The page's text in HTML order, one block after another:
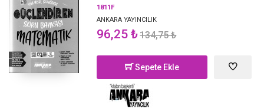
1811F
ANKARA YAYINCILIK
96,25 ₺134,75 ₺
Sepete Ekle